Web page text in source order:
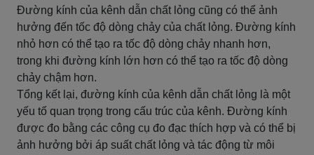
Đường kính của kênh dẫn chất lỏng cũng có thể ảnh
hưởng đến tốc độ dòng chảy của chất lỏng. Đường kính
nhỏ hơn có thể tạo ra tốc độ dòng chảy nhanh hơn,
trong khi đường kính lớn hơn có thể tạo ra tốc độ dòng
chảy chậm hơn.
Tổng kết lại, đường kính của kênh dẫn chất lỏng là một
yếu tố quan trọng trong cấu trúc của kênh. Đường kính
được đo bằng các công cụ đo đạc thích hợp và có thể bị
ảnh hưởng bởi áp suất chất lỏng và tác động từ môi